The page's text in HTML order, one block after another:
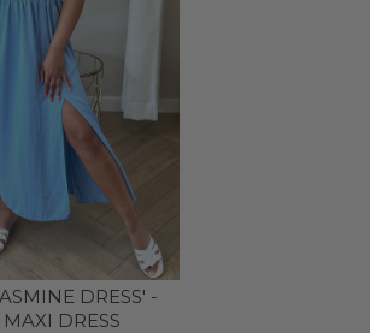
DRESS' -
DRESS